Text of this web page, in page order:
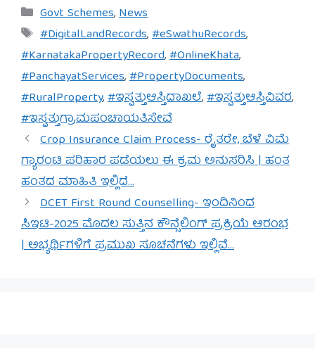
Categories
Govt Schemes,News
Tags
#DigitalLandRecords,#eSwathuRecords,
#KarnatakaPropertyRecord,#OnlineKhata,
#PanchayatServices,#PropertyDocuments,
#RuralProperty,#ಇಸ್ವತ್ತುಆಸ್ತಿದಾಖಲೆ,#ಇಸ್ವತ್ತುಆಸ್ತಿವಿವರ,
#ಇಸ್ವತ್ತುಗ್ರಾಮಪಂಚಾಯತಿಸೇವೆ
Crop Insurance Claim Process- ರೈತರೇ, ಬೆಳೆ ವಿಮೆ
ಗ್ಯಾರಂಟಿ ಪರಿಹಾರ ಪಡೆಯಲು ಈ ಕ್ರಮ ಅನುಸರಿಸಿ | ಹಂತ
ಹಂತದ ಮಾಹಿತಿ ಇಲ್ಲಿದೆ…
DCET First Round Counselling- ಇಂದಿನಿಂದ
ಸಿಇಟಿ-2025 ಮೊದಲ ಸುತ್ತಿನ ಕೌನ್ಸೆಲಿಂಗ್ ಪ್ರಕ್ರಿಯೆ ಆರಂಭ
| ಅಭ್ಯರ್ಥಿಗಳಿಗೆ ಪ್ರಮುಖ ಸೂಚನೆಗಳು ಇಲ್ಲಿವೆ…